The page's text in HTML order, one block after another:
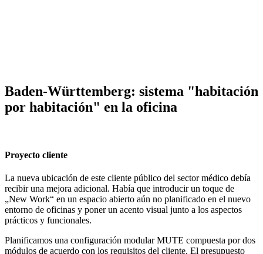
Baden-Württemberg: sistema "habitación
por habitación" en la oficina
Proyecto cliente
La nueva ubicación de este cliente público del sector médico debía
recibir una mejora adicional. Había que introducir un toque de
„New Work“ en un espacio abierto aún no planificado en el nuevo
entorno de oficinas y poner un acento visual junto a los aspectos
prácticos y funcionales.
Planificamos una configuración modular MUTE compuesta por dos
módulos de acuerdo con los requisitos del cliente. El presupuesto